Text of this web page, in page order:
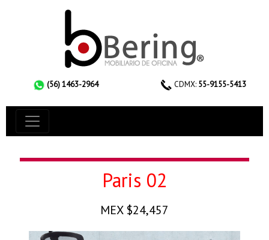
(56) 1463-2964 CDMX: 55-9155-5413
Paris 02
MEX $24,457